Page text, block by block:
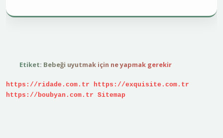
Etiket: Bebeği uyutmak için ne yapmak gerekir
https://ridade.com.tr
https://exquisite.com.tr
https://boubyan.com.tr Sitemap